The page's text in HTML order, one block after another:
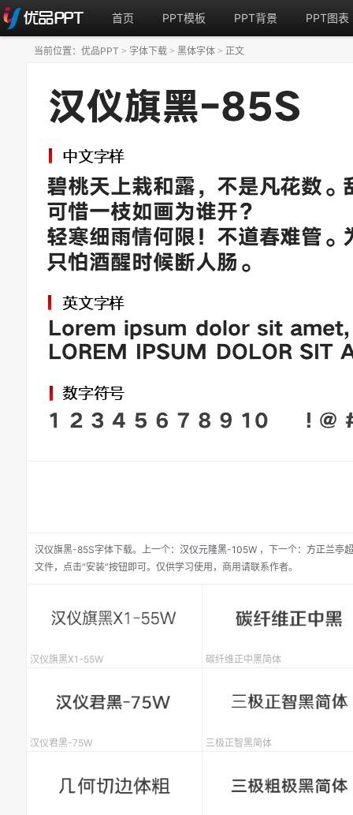
首页 PPT模板 PPT背景 PPT图表
汉仪旗黑-85S字体下载。 上一个： 汉仪元隆黑-105W ， 下一个： 方正兰亭
文件，点击“安装”按钮即可。仅供学习使用，商用请联系作者。
当前位置： 优品PPT > 字体下载 > 黑体字体 > 正文
汉仪旗黑X1-55W 碳纤维正中黑简体
汉仪君黑-75W 三极正智黑简体